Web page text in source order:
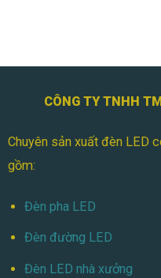
CÔNG TY TNHH
Chuyên sản xuất đèn LED
gồm:
Đèn pha LED
Đèn đường LED
Đèn LED nhà xưởng